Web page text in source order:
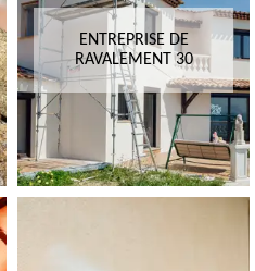
ENTREPRISE DE
RAVALEMENT 30